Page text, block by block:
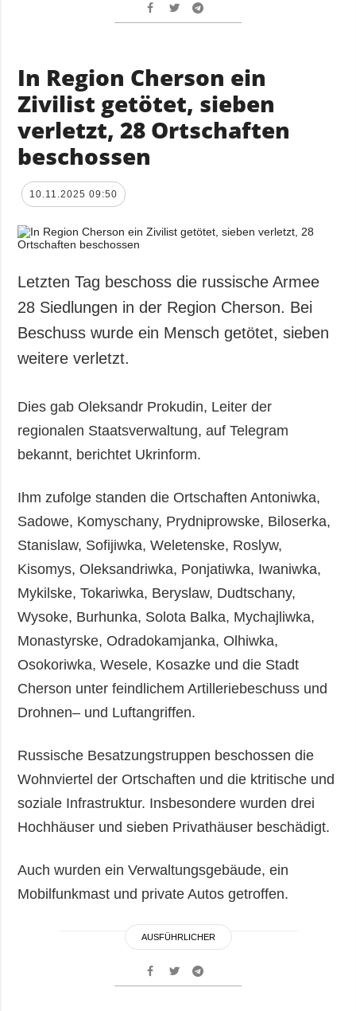
In Region Cherson ein
Zivilist getötet, sieben
verletzt, 28 Ortschaften
beschossen
10.11.2025 09:50
Letzten Tag beschoss die russische Armee
28 Siedlungen in der Region Cherson. Bei
Beschuss wurde ein Mensch getötet, sieben
weitere verletzt.
Dies gab Oleksandr Prokudin, Leiter der
regionalen Staatsverwaltung, auf Telegram
bekannt, berichtet Ukrinform.
Ihm zufolge standen die Ortschaften Antoniwka,
Sadowe, Komyschany, Prydniprowske, Biloserka,
Stanislaw, Sofijiwka, Weletenske, Roslyw,
Kisomys, Oleksandriwka, Ponjatiwka, Iwaniwka,
Mykilske, Tokariwka, Beryslaw, Dudtschany,
Wysoke, Burhunka, Solota Balka, Mychajliwka,
Monastyrske, Odradokamjanka, Olhiwka,
Osokoriwka, Wesele, Kosazke und die Stadt
Cherson unter feindlichem Artilleriebeschuss und
Drohnen– und Luftangriffen.
Russische Besatzungstruppen beschossen die
Wohnviertel der Ortschaften und die ktritische und
soziale Infrastruktur. Insbesondere wurden drei
Hochhäuser und sieben Privathäuser beschädigt.
Auch wurden ein Verwaltungsgebäude, ein
Mobilfunkmast und private Autos getroffen.
AUSFÜHRLICHER